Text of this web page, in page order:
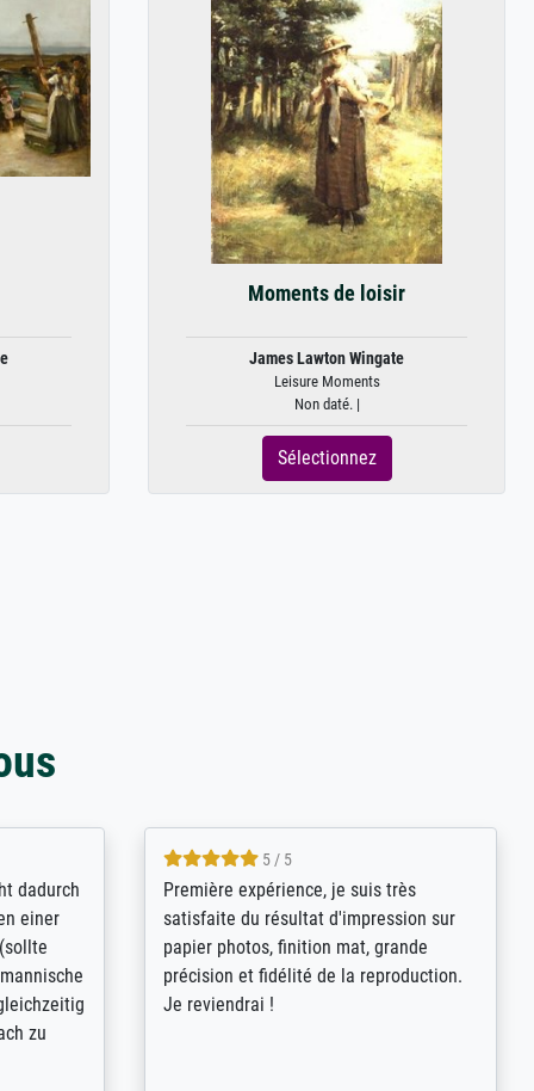
Moments de loisir
James Lawton Wingate
Leisure Moments
Non daté. |
Sélectionnez
sich
(ein
-
4.8 / 5
Qualité absolument irréprochable.
Extraordinaire diversité des thèmes
abordés et personnalisation des
demandes (recadrage, réajustement des
couleurs). Relation clientèle parfaite.